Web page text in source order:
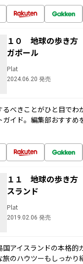
１０ 地球の歩き
ガポール
Plat
2024.06.20 発売
るべきことがひと目でわ
ガイド。編集部おすすめ
１１ 地球の歩き
スランド
Plat
2019.02.06 発売
アイスランドの本格的
のハウツーもしっかり